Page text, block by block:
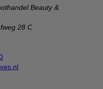
Beauty &
28 C